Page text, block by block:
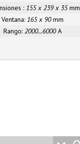
: 155 x 239 x 35 mm
Ventana: 165 x 90 mm
Rango: 2000...6000A